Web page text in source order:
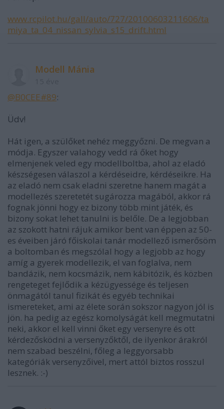
www.rcpilot.hu/gall/auto/727/20100603211606/ta
miya_ta_04_nissan_sylvia_s15_drift.html
Modell Mánia
@B0CEE#89:
Üdv!
Hát igen, a szülőket nehéz meggyőzni. De megvan a
módja. Egyszer valahogy vedd rá őket hogy
elmenjenek veled egy modellboltba, ahol az eladó
készségesen válaszol a kérdéseidre, kérdéseikre. Ha
az eladó nem csak eladni szeretne hanem magát a
modellezés szeretetét sugározza magából, akkor rá
fognak jönni hogy ez bizony több mint játék, és
bizony sokat lehet tanulni is belőle. De a legjobban
az szokott hatni rájuk amikor bent van éppen az 50-
es éveiben járó főiskolai tanár modellező ismerősöm
a boltomban és megszólal hogy a legjobb az hogy
amíg a gyerek modellezik, el van foglalva, nem
bandázik, nem kocsmázik, nem kábitózik, és közben
rengeteget fejlődik a kézügyessége és teljesen
önmagától tanul fizikát és egyéb technikai
ismereteket, ami az élete során sokszor nagyon jól is
jön. ha pedig az egész komolyságát kell megmutatni
neki, akkor el kell vinni őket egy versenyre és ott
kérdezősködni a versenyzőktől, de ilyenkor árakról
nem szabad beszélni, főleg a leggyorsabb
kategóriák versenyzőivel, mert attól biztos rosszul
lesznek. :-)